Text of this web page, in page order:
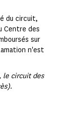
du circuit,
Centre des
sur
n'est
le circuit des